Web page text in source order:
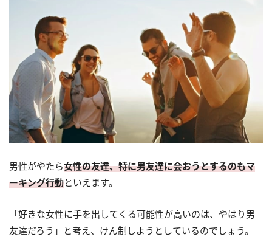
男性がやたら女性の友達、特に男友達に会おうとするのもマ
ーキング行動といえます。
「好きな女性に手を出してくる可能性が高いのは、やはり男
友達だろう」と考え、けん制しようとしているのでしょう。